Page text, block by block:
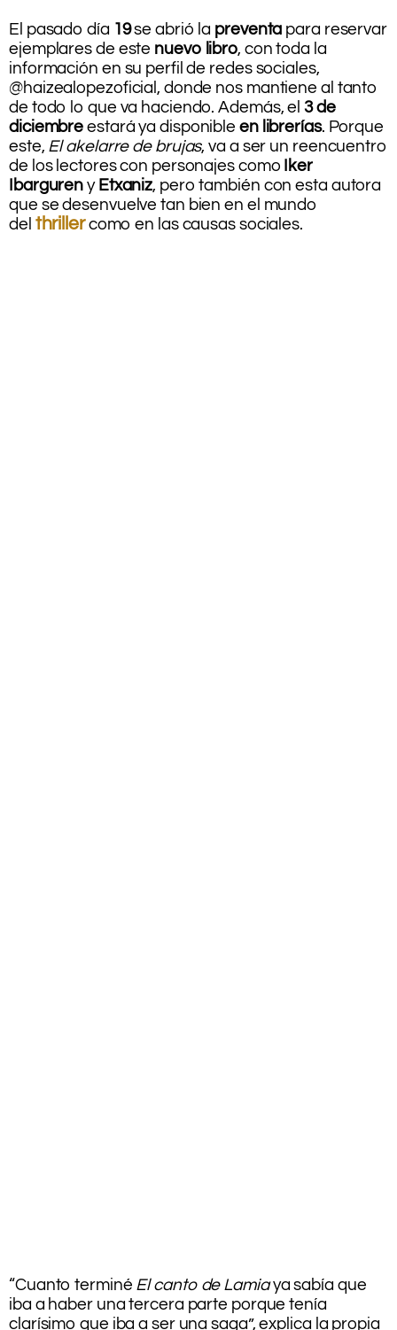
El pasado día 19se abrió la preventa para reservar
ejemplares de este nuevo libro, con toda la
información en su perfil de redes sociales,
@haizealopezoficial, donde nos mantiene al tanto
de todo lo que va haciendo. Además, el 3 de
diciembre estará ya disponible en librerías. Porque
este, El akelarre de brujas, va a ser un reencuentro
de los lectores con personajes como Iker
Ibarguren yEtxaniz, pero también con esta autora
que se desenvuelve tan bien en el mundo
del thrillercomo en las causas sociales.
“Cuanto terminé El canto de Lamiaya sabía que
iba a haber una tercera parte porque tenía
clarísimo que iba a ser una saga”, explica la propia